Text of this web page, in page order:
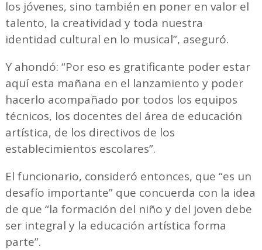
los jóvenes, sino también en poner en valor el
talento, la creatividad y toda nuestra
identidad cultural en lo musical”, aseguró.
Y ahondó: “Por eso es gratificante poder estar
aquí esta mañana en el lanzamiento y poder
hacerlo acompañado por todos los equipos
técnicos, los docentes del área de educación
artística, de los directivos de los
establecimientos escolares”.
El funcionario, consideró entonces, que “es un
desafío importante” que concuerda con la idea
de que “la formación del niño y del joven debe
ser integral y la educación artística forma
parte”.